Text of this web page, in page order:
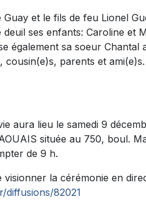
Guay et le fils de feu Lionel
deuil ses enfants: Caroline et
également sa soeur
cousin(e)s, parents et
aura lieu le samedi 9
située au 750, boul.
de 9 h.
visionner la cérémonie en
diffusions/82021